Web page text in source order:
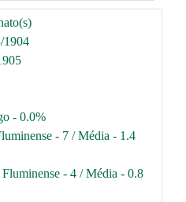
1904
- 0.0%
- 7 / Média - 1.4
- 4 / Média - 0.8